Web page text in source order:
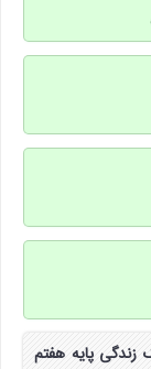
تفکر و سبک زندگی پایه هفتم